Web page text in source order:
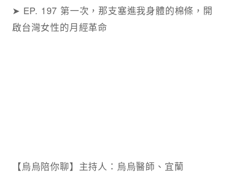
➤ EP. 197 第一次，那支塞進我身體的棉條，開
啟台灣女性的月經革命
【烏烏陪你聊】主持人：烏烏醫師、宜蘭